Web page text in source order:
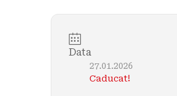
Data
27.01.2026
Caducat!